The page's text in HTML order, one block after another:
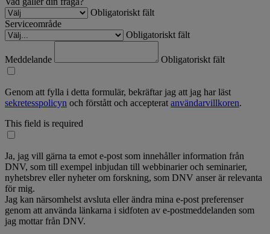
Obligatoriskt fält
Serviceområde
Obligatoriskt fält
Meddelande Obligatoriskt fält
Genom att fylla i detta formulär, bekräftar jag att jag har läst
sekretesspolicyn och förstått och accepterat användarvillkoren.
This field is required
Ja, jag vill gärna ta emot e-post som innehåller information från
DNV, som till exempel inbjudan till webbinarier och seminarier,
nyhetsbrev eller nyheter om forskning, som DNV anser är relevanta
för mig.
Jag kan närsomhelst avsluta eller ändra mina e-post preferenser
genom att använda länkarna i sidfoten av e-postmeddelanden som
jag mottar från DNV.